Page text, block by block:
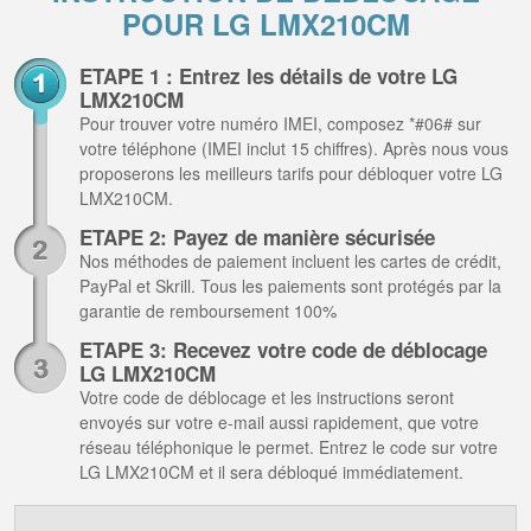
POUR LG LMX210CM
ETAPE 1 : Entrez les détails de votre LG
LMX210CM
Pour trouver votre numéro IMEI, composez *#06# sur
votre téléphone (IMEI inclut 15 chiffres). Après nous vous
proposerons les meilleurs tarifs pour débloquer votre LG
LMX210CM.
ETAPE 2: Payez de manière sécurisée
Nos méthodes de paiement incluent les cartes de crédit,
PayPal et Skrill. Tous les paiements sont protégés par la
garantie de remboursement 100%
ETAPE 3: Recevez votre code de déblocage
LG LMX210CM
Votre code de déblocage et les instructions seront
envoyés sur votre e-mail aussi rapidement, que votre
réseau téléphonique le permet. Entrez le code sur votre
LG LMX210CM et il sera débloqué immédiatement.